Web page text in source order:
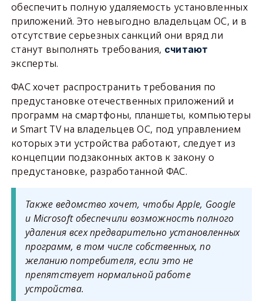
обеспечить полную удаляемость установленных
приложений. Это невыгодно владельцам ОС, и в
отсутствие серьезных санкций они вряд ли
станут выполнять требования, считают
эксперты.
ФАС хочет распространить требования по
предустановке отечественных приложений и
программ на смартфоны, планшеты, компьютеры
и Smart TV на владельцев ОС, под управлением
которых эти устройства работают, следует из
концепции подзаконных актов к закону о
предустановке, разработанной ФАС.
Также ведомство хочет, чтобы Apple, Google
и Microsoft обеспечили возможность полного
удаления всех предварительно установленных
программ, в том числе собственных, по
желанию потребителя, если это не
препятствует нормальной работе
устройства.